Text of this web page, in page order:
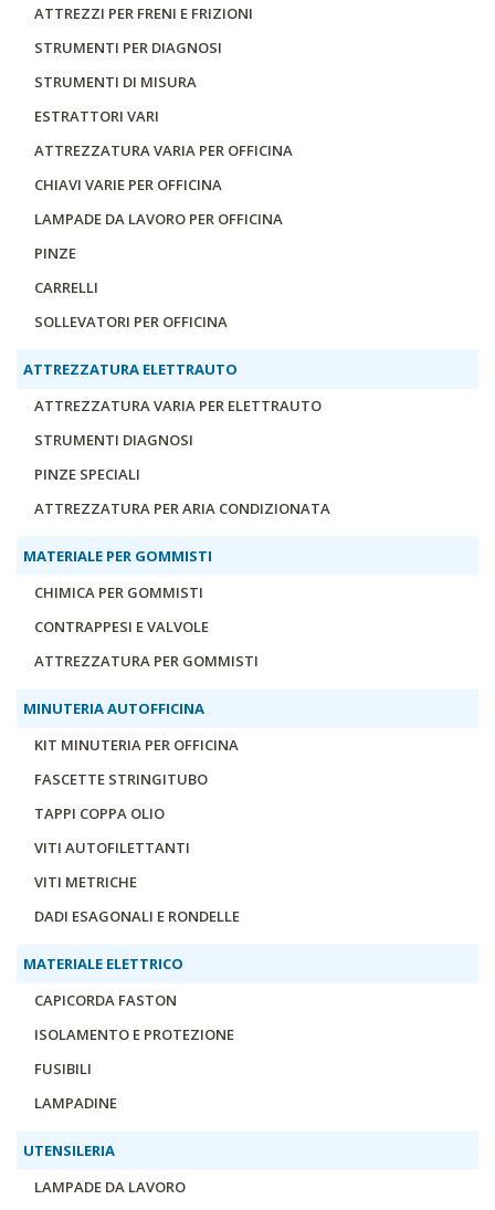
ATTREZZI PER FRENI E FRIZIONI
STRUMENTI PER DIAGNOSI
STRUMENTI DI MISURA
ESTRATTORI VARI
ATTREZZATURA VARIA PER OFFICINA
CHIAVI VARIE PER OFFICINA
LAMPADE DA LAVORO PER OFFICINA
PINZE
CARRELLI
SOLLEVATORI PER OFFICINA
ATTREZZATURA ELETTRAUTO
ATTREZZATURA VARIA PER ELETTRAUTO
STRUMENTI DIAGNOSI
PINZE SPECIALI
ATTREZZATURA PER ARIA CONDIZIONATA
MATERIALE PER GOMMISTI
CHIMICA PER GOMMISTI
CONTRAPPESI E VALVOLE
ATTREZZATURA PER GOMMISTI
MINUTERIA AUTOFFICINA
KIT MINUTERIA PER OFFICINA
FASCETTE STRINGITUBO
TAPPI COPPA OLIO
VITI AUTOFILETTANTI
VITI METRICHE
DADI ESAGONALI E RONDELLE
MATERIALE ELETTRICO
CAPICORDA FASTON
ISOLAMENTO E PROTEZIONE
FUSIBILI
LAMPADINE
UTENSILERIA
LAMPADE DA LAVORO